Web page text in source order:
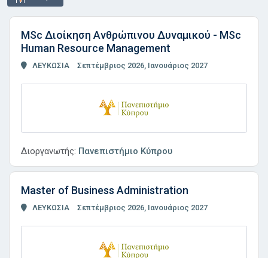
MSc Διοίκηση Ανθρώπινου Δυναμικού - MSc
Human Resource Management
ΛΕΥΚΩΣΙΑ Σεπτέμβριος 2026, Ιανουάριος 2027
Διοργανωτής: Πανεπιστήμιο Κύπρου
Master of Business Administration
ΛΕΥΚΩΣΙΑ Σεπτέμβριος 2026, Ιανουάριος 2027